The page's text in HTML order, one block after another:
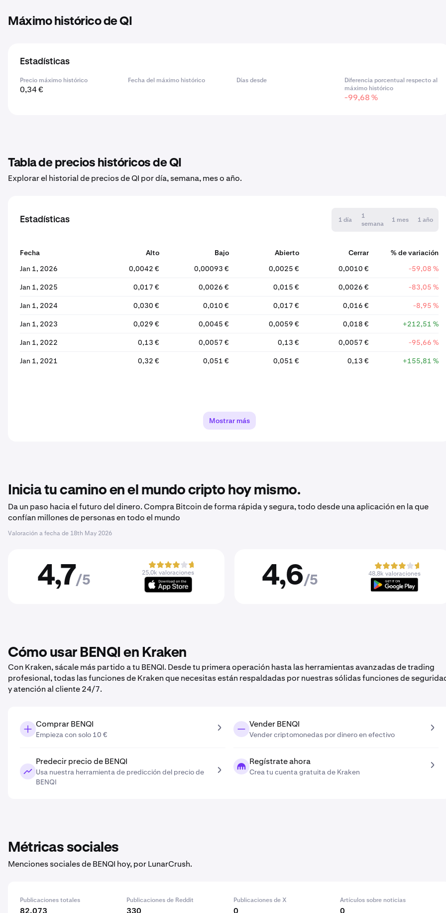
Máximo histórico de QI
Estadísticas
Precio máximo histórico
0,34 €
Fecha del máximo histórico Días desde
Diferencia porcentual respecto al
máximo histórico
-99,68 %
Tabla de precios históricos de QI
Explorar el historial de precios de QI por día, semana, mes o año.
Estadísticas 1 día
1
semana
1 mes 1 año
Fecha Alto Bajo Abierto Cerrar
% de variación
Jan 1, 2026
0,0042 € 0,00093 € 0,0025 € 0,0010 € -59,08 %
Jan 1, 2025 0,017 € 0,0026 € 0,015 € 0,0026 € -83,05 %
Jan 1, 2024 0,030 € 0,010 € 0,017 € 0,016 € -8,95 %
Jan 1, 2023 0,029 € 0,0045 € 0,0059 € 0,018 € +212,51 %
Jan 1, 2022 0,13 € 0,0057 € 0,13 € 0,0057 € -95,66 %
Jan 1, 2021 0,32 € 0,051 € 0,051 € 0,13 € +155,81 %
Mostrar más
Inicia tu camino en el mundo cripto hoy mismo.
Da un paso hacia el futuro del dinero. Compra Bitcoin de forma rápida y segura, todo desde una aplicación en la que
confían millones de personas en todo el mundo
Valoración a fecha de 18th May 2026
4,7/5
25,0k valoraciones 4,6/5
48,8k valoraciones
Cómo usar BENQI en Kraken
Con Kraken, sácale más partido a tu BENQI. Desde tu primera operación hasta las herramientas avanzadas de trading
profesional, todas las funciones de Kraken que necesitas están respaldadas por nuestras sólidas funciones de
y atención al cliente 24/7.
Comprar BENQI
Empieza con solo 10 €
Vender BENQI
Vender criptomonedas por dinero en efectivo
Predecir precio de BENQI
Usa nuestra herramienta de predicción del precio de
BENQI
Regístrate ahora
Crea tu cuenta gratuita de Kraken
Métricas sociales
Menciones sociales de BENQI hoy, por LunarCrush.
Publicaciones totales
82,073
Publicaciones de Reddit
330
Publicaciones de X
0
Artículos sobre noticias
0